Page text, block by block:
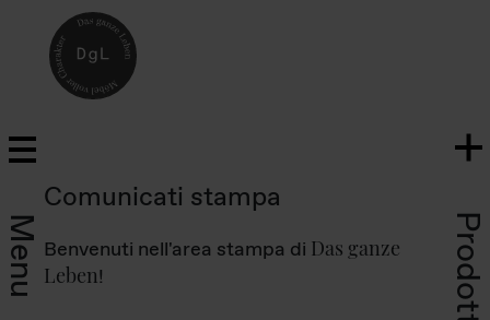
Menu Prodotti
Comunicati stampa
Benvenuti nell'area stampa di Das ganze
Leben!